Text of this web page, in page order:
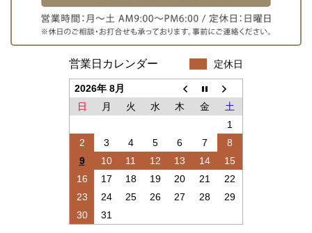
営業日カレンダー
2026年 8月
日
月 火 水 木 金
土
1
2
3 4 5 6 7
8
9
10 11 12 13 14
15
16
17 18 19 20 21
22
23
24 25 26 27 28
29
30
31
定休日